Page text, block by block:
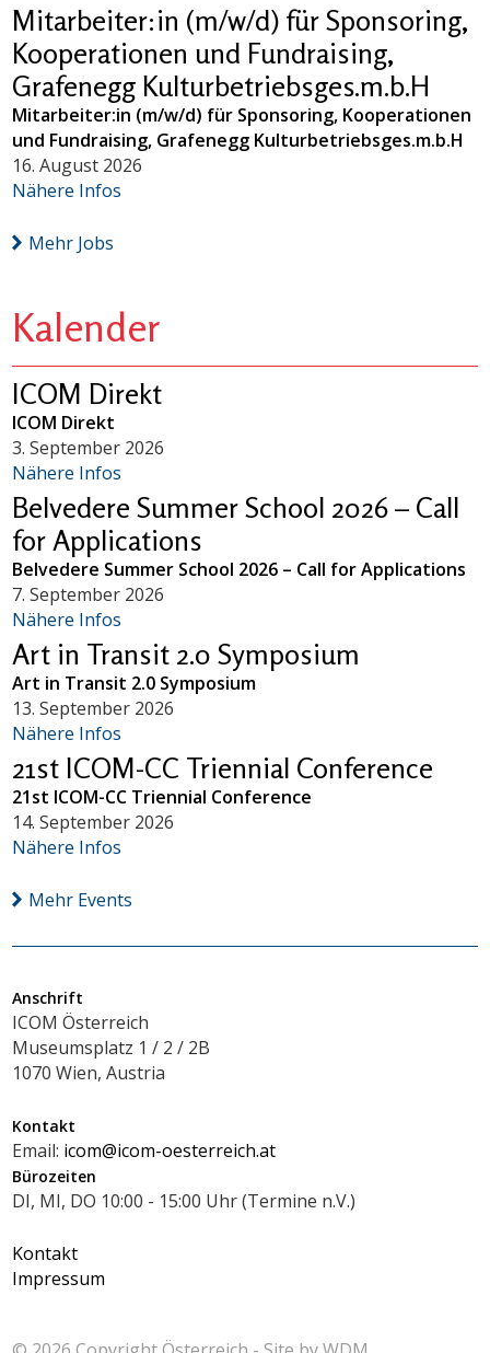
Mitarbeiter:in (m/w/d) für Sponsoring,
Kooperationen und Fundraising,
Grafenegg Kulturbetriebsges.m.b.H
Mitarbeiter:in (m/w/d) für Sponsoring, Kooperationen
und Fundraising, Grafenegg Kulturbetriebsges.m.b.H
16. August 2026
Nähere Infos
Mehr Jobs
Kalender
ICOM Direkt
ICOM Direkt
3. September 2026
Nähere Infos
Belvedere Summer School 2026 – Call
for Applications
Belvedere Summer School 2026 – Call for Applications
7. September 2026
Nähere Infos
Art in Transit 2.0 Symposium
Art in Transit 2.0 Symposium
13. September 2026
Nähere Infos
21st ICOM-CC Triennial Conference
21st ICOM-CC Triennial Conference
14. September 2026
Nähere Infos
Mehr Events
Anschrift
ICOM Österreich
Museumsplatz 1 / 2 / 2B
1070 Wien, Austria
Kontakt
Email: icom@icom-oesterreich.at
Bürozeiten
DI, MI, DO 10:00 - 15:00 Uhr (Termine n.V.)
Kontakt
Impressum